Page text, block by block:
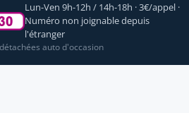
Lun-Ven 9h-12h / 14h-18h · 3€/appel ·
Numéro non joignable depuis
l'étranger
auto d'occasion